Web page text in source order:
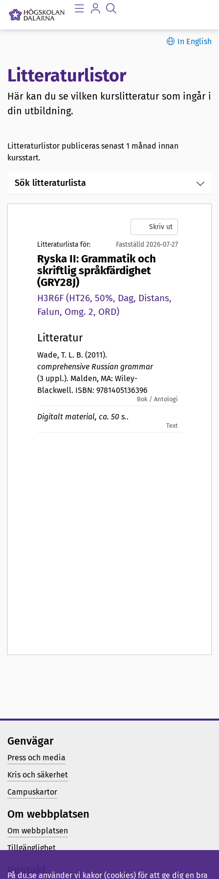
In English
Litteraturlistor
Här kan du se vilken kurslitteratur som ingår i
din utbildning.
Litteraturlistor publiceras senast 1 månad innan
kursstart.
Sök litteraturlista
Skriv ut
Litteraturlista för: Fastställd 2026-07-27
Ryska II: Grammatik och
skriftlig språkfärdighet
(GRY28J)
H3R6F (HT26, 50%, Dag, Distans,
Falun, Omg. 2, ORD)
Litteratur
Wade, T. L. B. (2011).
comprehensive Russian grammar
(3 uppl.). Malden, MA: Wiley-
Blackwell. ISBN: 9781405136396
Bok / Antologi
Digitalt material, ca. 50 s..
Text
Genvägar
Press och media
Kris och säkerhet
Campuskartor
Om webbplatsen
Om webbplatsen
Tillgänglighet
Kontakt
På du.se använder vi kakor (cookies) för att ge dig en bra